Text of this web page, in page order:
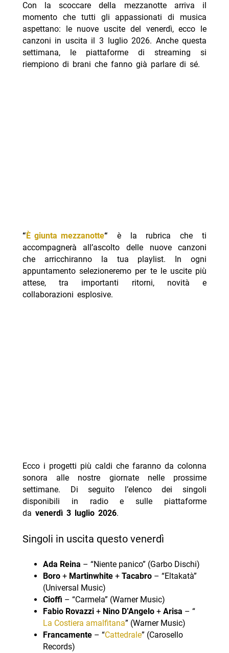
Con la scoccare della mezzanotte arriva il
momento che tutti gli appassionati di musica
aspettano: le nuove uscite del venerdì, ecco le
canzoni in uscita il 3 luglio 2026. Anche questa
settimana, le piattaforme di streaming si
riempiono di brani che fanno già parlare di sé.
“ È giunta mezzanotte“ è la rubrica che ti
accompagnerà all’ascolto delle nuove canzoni
che arricchiranno la tua playlist. In ogni
appuntamento selezioneremo per te le uscite più
attese, tra importanti ritorni, novità e
collaborazioni esplosive.
Ecco i progetti più caldi che faranno da colonna
sonora alle nostre giornate nelle prossime
settimane. Di seguito l’elenco dei singoli
disponibili in radio e sulle piattaforme
da venerdì 3 luglio 2026.
Singoli in uscita questo venerdì
Ada Reina – “Niente panico” (Garbo Dischi)
Boro+ Martinwhite+ Tacabro– “Eltakatà”
(Universal Music)
Cioffi – “Carmela” (Warner Music)
Fabio Rovazzi + Nino D’Angelo+ Arisa – “
La Costiera amalfitana” (Warner Music)
Francamente– “Cattedrale” (Carosello
Records)